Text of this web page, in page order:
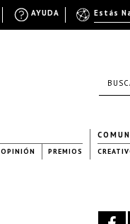
OPINIÓN PREMIOS
Estás
AYUDA